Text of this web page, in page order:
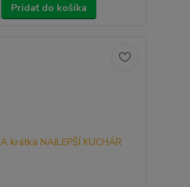
Pridať do košíka